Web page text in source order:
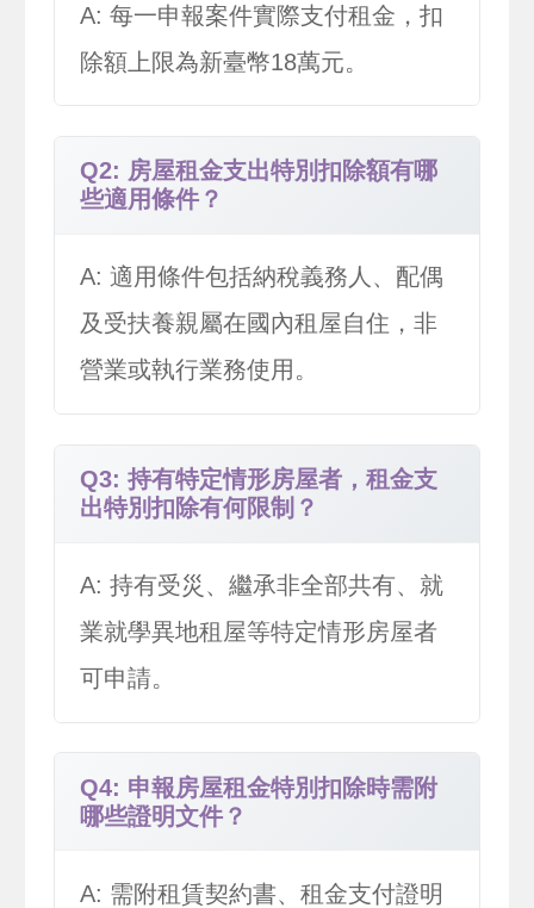
A: 每一申報案件實際支付租金，扣
除額上限為新臺幣18萬元。
Q2: 房屋租金支出特別扣除額有哪
些適用條件？
A: 適用條件包括納稅義務人、配偶
及受扶養親屬在國內租屋自住，非
營業或執行業務使用。
Q3: 持有特定情形房屋者，租金支
出特別扣除有何限制？
A: 持有受災、繼承非全部共有、就
業就學異地租屋等特定情形房屋者
可申請。
Q4: 申報房屋租金特別扣除時需附
哪些證明文件？
A: 需附租賃契約書、租金支付證明